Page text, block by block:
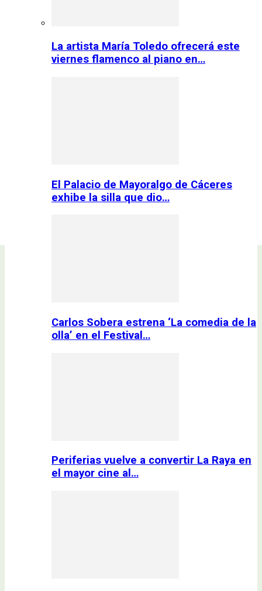
La artista María Toledo ofrecerá este
viernes flamenco al piano en…
El Palacio de Mayoralgo de Cáceres
exhibe la silla que dio…
Carlos Sobera estrena ‘La comedia de la
olla’ en el Festival…
Periferias vuelve a convertir La Raya en
el mayor cine al…